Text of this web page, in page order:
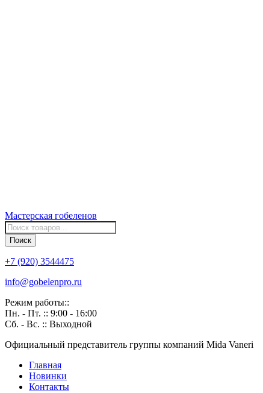
Мастерская гобеленов
Поиск
товаров
Поиск
+7 (920) 3544475
info@gobelenpro.ru
Режим работы::
Пн. - Пт. :: 9:00 - 16:00
Сб. - Вс. :: Выходной
Официальный представитель группы компаний Mida Vaneri
Главная
Новинки
Контакты